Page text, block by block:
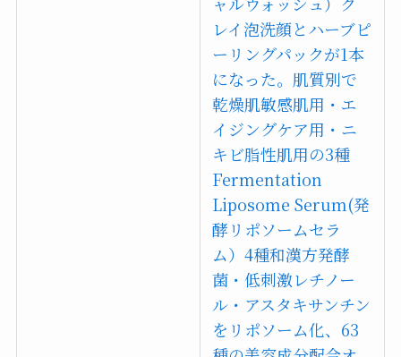
レイ泡洗顔とハーブピ
ーリングパックが1本
になった。肌質別で
乾燥肌敏感肌用・エ
イジングケア用・ニ
キビ脂性肌用の3種
Fermentation
Liposome Serum(発
酵リポソームセラ
ム）4種和漢方発酵
菌・低刺激レチノー
ル・アスタキサンチン
をリポソーム化、63